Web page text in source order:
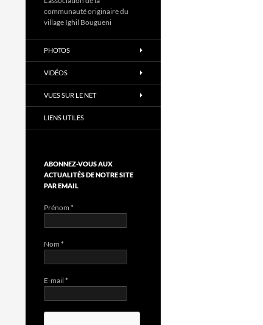
communauté originaire du
village Ighil Bougueni
PHOTOS
VIDÉOS
VUES SUR LE NET
LIENS UTILES
ABONNEZ-VOUS AUX
ACTUALITÉS DE NOTRE SITE
PAR EMAIL
Prénom *
Nom *
E-mail *